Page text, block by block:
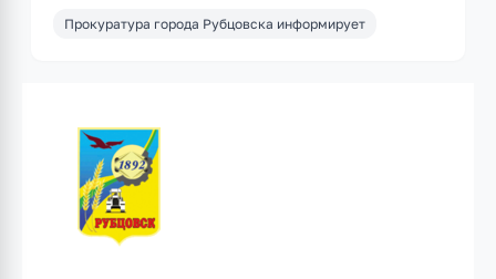
Прокуратура города Рубцовска информирует